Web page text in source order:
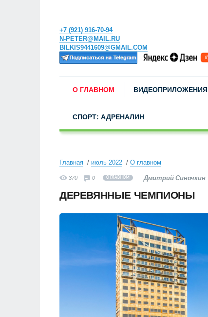
+7 (921) 916-70-94
N-PETER@MAIL.RU
BILKIS9441609@GMAIL.COM
О ГЛАВНОМ ВИДЕОПРИЛОЖЕНИЯ
СПОРТ: АДРЕНАЛИН
Главная июль 2022 О главном
370 0 О ГЛАВНОМ Дмитрий Синочкин
ДЕРЕВЯННЫЕ ЧЕМПИОНЫ